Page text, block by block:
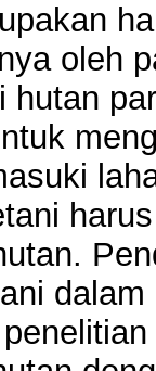
oleh
hutan